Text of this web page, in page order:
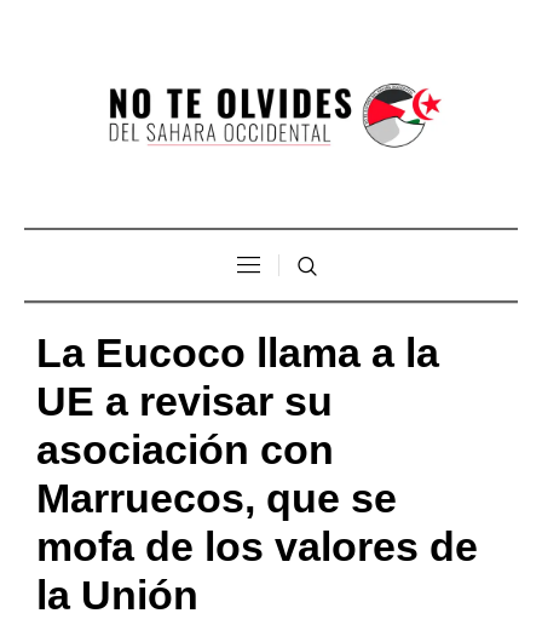
La Eucoco llama a la
UE a revisar su
asociación con
Marruecos, que se
mofa de los valores de
la Unión